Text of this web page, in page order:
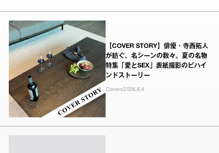
【COVER STORY】俳優・寺西拓人
が紡ぐ、名シーンの数々。夏の名物
特集「愛とSEX」表紙撮影のビハイ
ンドストーリー
Covers2026.8.4